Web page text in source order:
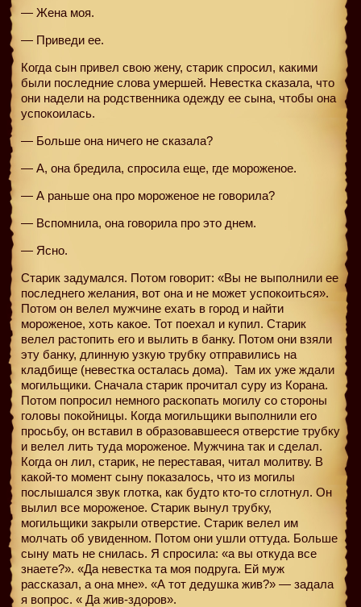
— Жена моя.
— Приведи ее.
Когда сын привел свою жену, старик спросил, какими
были последние слова умершей. Невестка сказала, что
они надели на родственника одежду ее сына, чтобы она
успокоилась.
— Больше она ничего не сказала?
— А, она бредила, спросила еще, где мороженое.
— А раньше она про мороженое не говорила?
— Вспомнила, она говорила про это днем.
— Ясно.
Старик задумался. Потом говорит: «Вы не выполнили ее
последнего желания, вот она и не может успокоиться».
Потом он велел мужчине ехать в город и найти
мороженое, хоть какое. Тот поехал и купил. Старик
велел растопить его и вылить в банку. Потом они взяли
эту банку, длинную узкую трубку отправились на
кладбище (невестка осталась дома). Там их уже ждали
могильщики. Сначала старик прочитал суру из Корана.
Потом попросил немного раскопать могилу со стороны
головы покойницы. Когда могильщики выполнили его
просьбу, он вставил в образовавшееся отверстие трубку
и велел лить туда мороженое. Мужчина так и сделал.
Когда он лил, старик, не переставая, читал молитву. В
какой-то момент сыну показалось, что из могилы
послышался звук глотка, как будто кто-то сглотнул. Он
вылил все мороженое. Старик вынул трубку,
могильщики закрыли отверстие. Старик велел им
молчать об увиденном. Потом они ушли оттуда. Больше
сыну мать не снилась. Я спросила: «а вы откуда все
знаете?». «Да невестка та моя подруга. Ей муж
рассказал, а она мне». «А тот дедушка жив?» — задала
я вопрос. « Да жив-здоров».